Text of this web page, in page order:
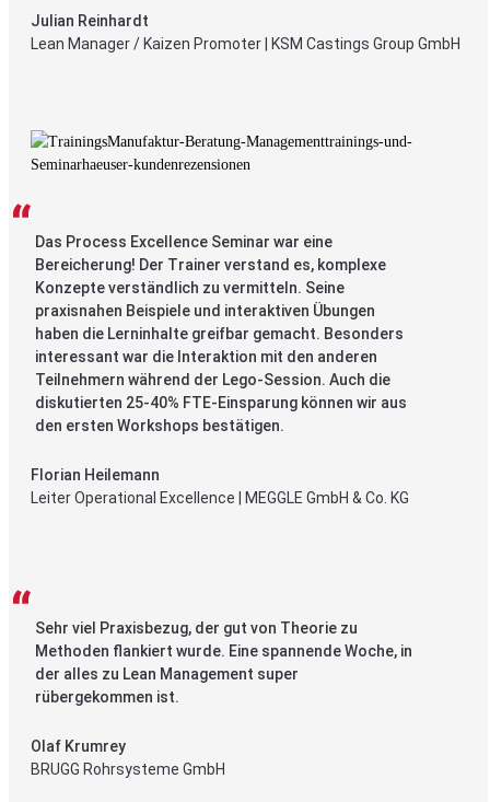
Julian Reinhardt
Lean Manager / Kaizen Promoter | KSM Castings Group GmbH
Das Process Excellence Seminar war eine
Bereicherung! Der Trainer verstand es, komplexe
Konzepte verständlich zu vermitteln. Seine
praxisnahen Beispiele und interaktiven Übungen
haben die Lerninhalte greifbar gemacht. Besonders
interessant war die Interaktion mit den anderen
Teilnehmern während der Lego-Session. Auch die
diskutierten 25-40% FTE-Einsparung können wir aus
den ersten Workshops bestätigen.
Florian Heilemann
Leiter Operational Excellence | MEGGLE GmbH & Co. KG
Sehr viel Praxisbezug, der gut von Theorie zu
Methoden flankiert wurde. Eine spannende Woche, in
der alles zu Lean Management super
rübergekommen ist.
Olaf Krumrey
BRUGG Rohrsysteme GmbH